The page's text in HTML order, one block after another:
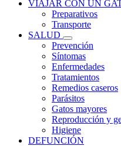
VIAJAR CON UN
Preparativos
Transporte
SALUD
Prevención
Síntomas
Enfermedades
Tratamientos
Remedios caseros
Parásitos
Gatos mayores
Reproducción y
Higiene
DEFUNCIÓN